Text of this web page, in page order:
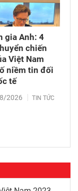
gia Anh: 4
chiến
Việt Nam
niềm tin đối
tế
2026 TIN TỨC